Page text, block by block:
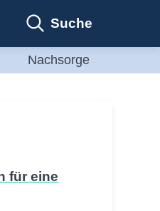
Suche
Nachsorge
für eine